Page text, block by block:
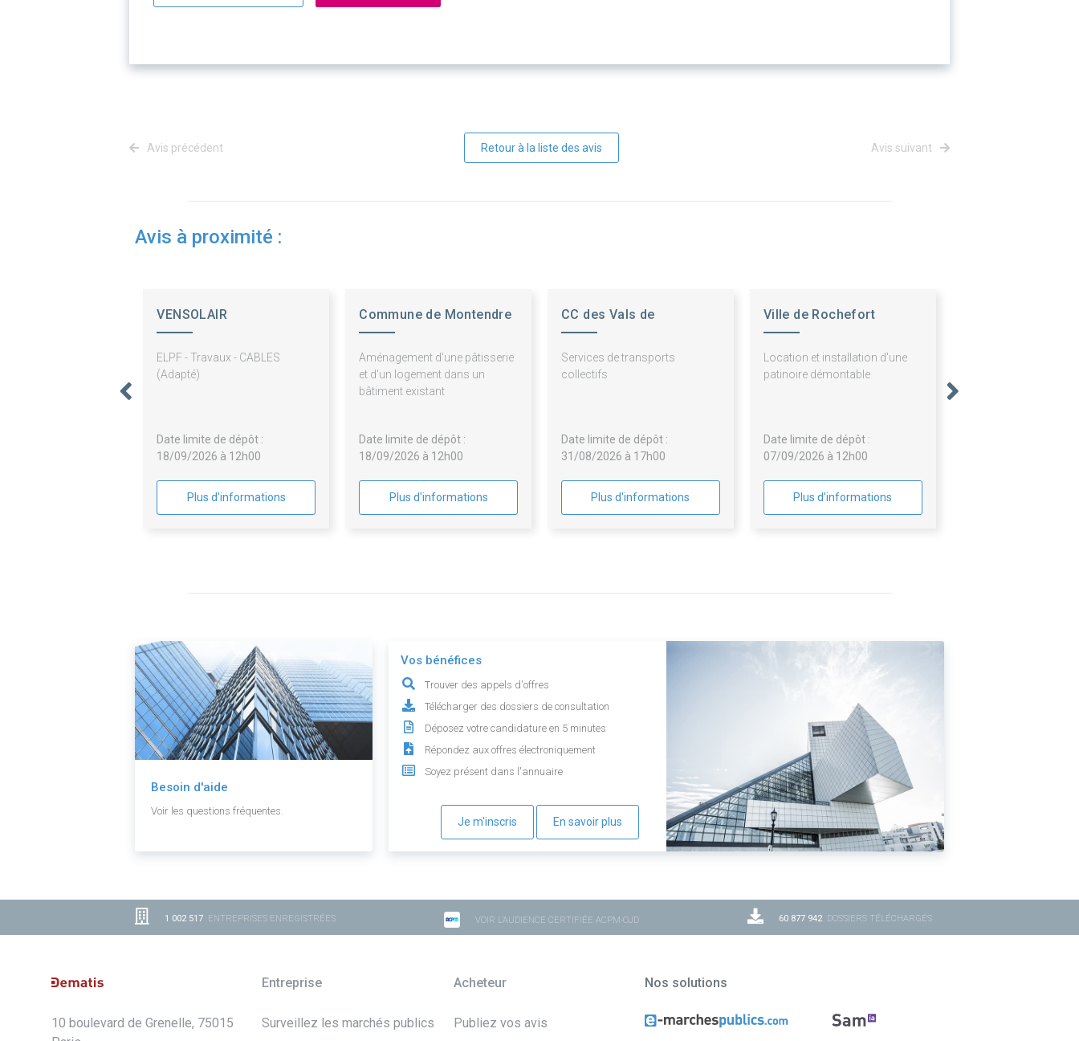
Avis précédent Retour à la liste des avis Avis suivant
Avis à proximité :
VENSOLAIR
ELPF - Travaux - CABLES
(Adapté)
Date limite de dépôt :
18/09/2026 à 12h00
Plus d'informations
Commune de Montendre
Aménagement d'une pâtisserie
et d'un logement dans un
bâtiment existant
Date limite de dépôt :
18/09/2026 à 12h00
Plus d'informations
CC des Vals de
Services de transports
collectifs
Date limite de dépôt :
31/08/2026 à 17h00
Plus d'informations
Ville de Rochefort
Location et installation d'une
patinoire démontable
Date limite de dépôt :
07/09/2026 à 12h00
Plus d'informations
Besoin d'aide
Voir les questions fréquentes.
Vos bénéfices
Trouver des appels d'offres
Télécharger des dossiers de consultation
Déposez votre candidature en 5 minutes
Répondez aux offres électroniquement
Soyez présent dans l'annuaire
Je m'inscris En savoir plus
1 002 517 ENTREPRISES ENREGISTRÉES VOIR L'AUDIENCE CERTIFIÉE ACPM-OJD 60 877 942DOSSIERS TÉLÉCHARGÉS
10 boulevard de Grenelle, 75015
Entreprise
Surveillez les marchés publics
Acheteur
Publiez vos avis
Nos solutions